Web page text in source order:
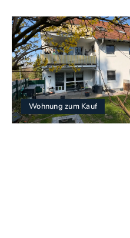
Wohnung zum Kauf